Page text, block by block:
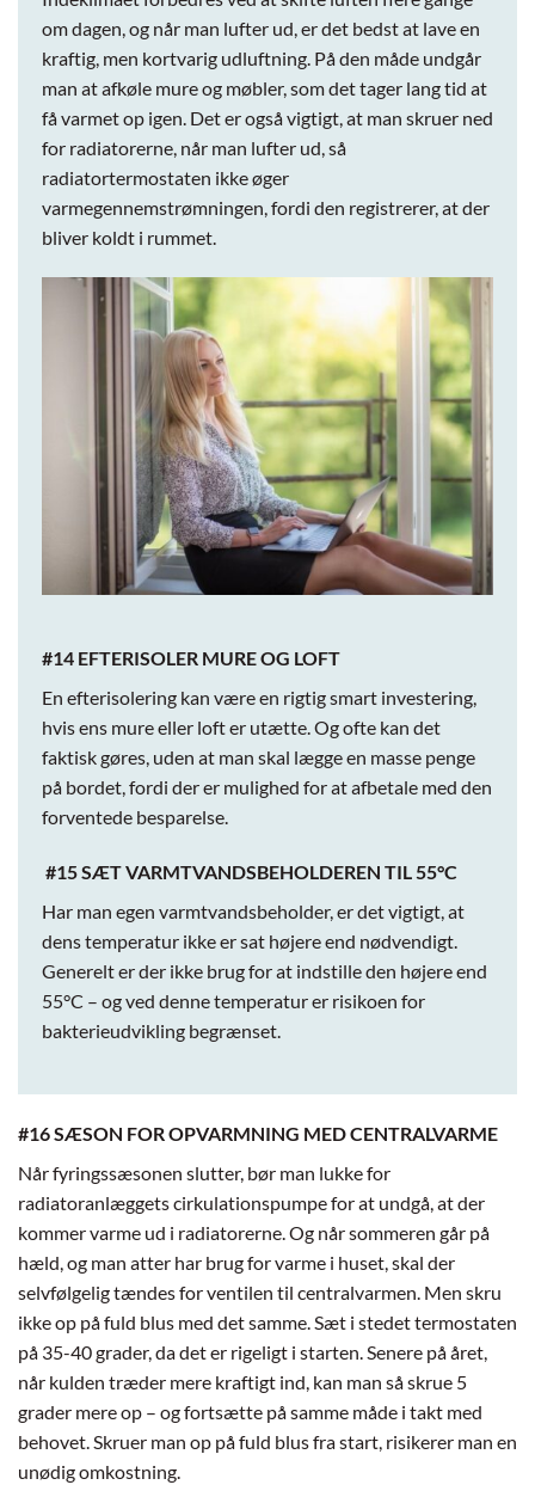
om dagen, og når man lufter ud, er det bedst at lave en
kraftig, men kortvarig udluftning. På den måde undgår
man at afkøle mure og møbler, som det tager lang tid at
få varmet op igen. Det er også vigtigt, at man skruer ned
for radiatorerne, når man lufter ud, så
radiatortermostaten ikke øger
varmegennemstrømningen, fordi den registrerer, at der
bliver koldt i rummet.
#14 EFTERISOLER MURE OG LOFT
En efterisolering kan være en rigtig smart investering,
hvis ens mure eller loft er utætte. Og ofte kan det
faktisk gøres, uden at man skal lægge en masse penge
på bordet, fordi der er mulighed for at afbetale med den
forventede besparelse.
#15 SÆT VARMTVANDSBEHOLDEREN TIL 55°C
Har man egen varmtvandsbeholder, er det vigtigt, at
dens temperatur ikke er sat højere end nødvendigt.
Generelt er der ikke brug for at indstille den højere end
55°C – og ved denne temperatur er risikoen for
bakterieudvikling begrænset.
#16 SÆSON FOR OPVARMNING MED CENTRALVARME
Når fyringssæsonen slutter, bør man lukke for
radiatoranlæggets cirkulationspumpe for at undgå, at der
kommer varme ud i radiatorerne. Og når sommeren går på
hæld, og man atter har brug for varme i huset, skal der
selvfølgelig tændes for ventilen til centralvarmen. Men skru
ikke op på fuld blus med det samme. Sæt i stedet termostaten
på 35-40 grader, da det er rigeligt i starten. Senere på året,
når kulden træder mere kraftigt ind, kan man så skrue 5
grader mere op – og fortsætte på samme måde i takt med
behovet. Skruer man op på fuld blus fra start, risikerer man en
unødig omkostning.